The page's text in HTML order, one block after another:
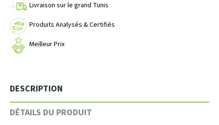
Livraison sur le grand Tunis
Produits Analysés & Certifiés
Meilleur Prix
DESCRIPTION
DÉTAILS DU PRODUIT